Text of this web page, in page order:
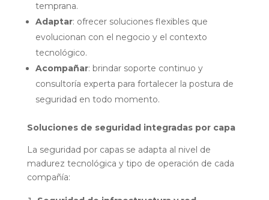
temprana.
Adaptar: ofrecer soluciones flexibles que
evolucionan con el negocio y el contexto
tecnológico.
Acompañar: brindar soporte continuo y
consultoría experta para fortalecer la postura de
seguridad en todo momento.
Soluciones de seguridad integradas por capa
La seguridad por capas se adapta al nivel de
madurez tecnológica y tipo de operación de cada
compañía: